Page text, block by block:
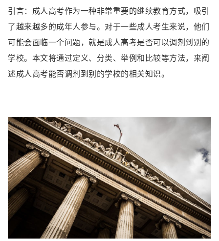
引言：成人高考作为一种非常重要的继续教育方式，吸引
了越来越多的成年人参与。对于一些成人考生来说，他们
可能会面临一个问题，就是成人高考是否可以调剂到别的
学校。本文将通过定义、分类、举例和比较等方法，来阐
述成人高考能否调剂到别的学校的相关知识。